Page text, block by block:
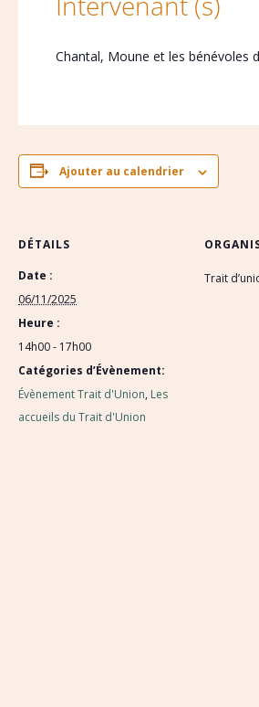
Chantal, Moune et les bénévoles
Ajouter au calendrier
DÉTAILS
Date :
06/11/2025
Heure :
14h00 - 17h00
Catégories d’Évènement:
Évènement Trait d'Union, Les
accueils du Trait d'Union
Trait